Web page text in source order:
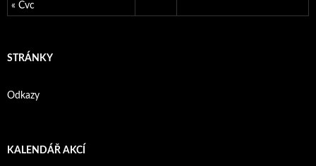
« Čvc
STRÁNKY
Odkazy
KALENDÁŘ AKCÍ